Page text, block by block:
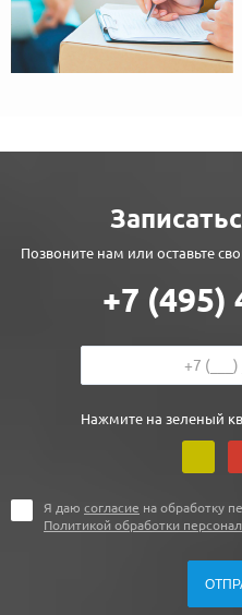
Позвоните нам или оставьте
+7 (495)
Нажмите на зеленый
Я даю согласие на обработку
Политикой обработки